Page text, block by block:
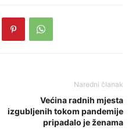
Naredni članak
Većina radnih mjesta
izgubljenih tokom pandemije
pripadalo je ženama